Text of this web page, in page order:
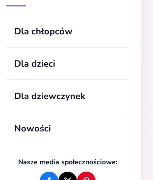
Dla chłopców
Dla dzieci
Dla dziewczynek
Nowości
Nasze media społecznościowe: